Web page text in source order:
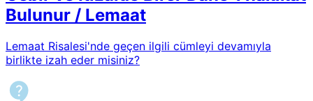
Bulunur / Lemaat
Lemaat Risalesi'nde geçen ilgili cümleyi devamıyla
birlikte izah eder misiniz?